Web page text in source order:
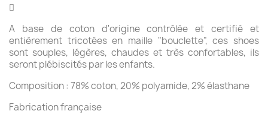

A base de coton d'origine contrôlée et certifié et
entièrement tricotées en maille "bouclette", ces shoes
sont souples, légères, chaudes et très confortables, ils
seront plébiscités par les enfants.
Composition : 78% coton, 20% polyamide, 2% élasthane
Fabrication française